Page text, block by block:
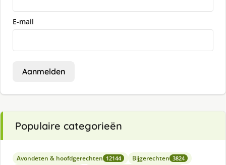
E-mail
Aanmelden
Populaire categorieën
Avondeten & hoofdgerechten 12144 Bijgerechten 3824